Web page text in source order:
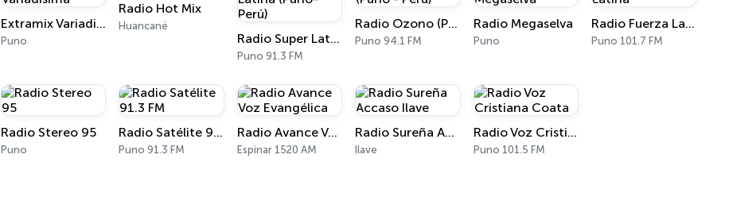
Extramix Variadisima
Puno
Radio Hot Mix
Huancané
Radio Super Latina (Puno-Perú)
Puno 91.3 FM
Radio Ozono (Puno - Perú)
Puno 94.1 FM
Radio Megaselva
Puno
Radio Fuerza Latina
Puno 101.7 FM
Radio Stereo 95
Puno
Radio Satélite 91.3 FM
Puno 91.3 FM
Radio Avance Voz Evangélica
Espinar 1520 AM
Radio Sureña Accaso Ilave
Ilave
Radio Voz Cristiana Coata
Puno 101.5 FM